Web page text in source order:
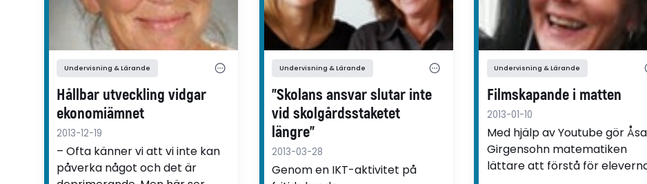
Undervisning & Lärande
Hållbar utveckling vidgar
ekonomiämnet
2013-12-19
– Ofta känner vi att vi inte kan
påverka något och det är
Undervisning & Lärande
"Skolans ansvar slutar inte
vid skolgårdsstaketet
längre"
2013-03-28
Genom en IKT-aktivitet på
Undervisning & Lärande
Filmskapande i matten
2013-01-10
Med hjälp av Youtube gör Åsa
Girgensohn matematiken
lättare att förstå för